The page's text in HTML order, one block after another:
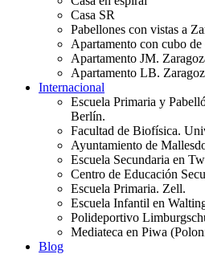
Casa SR
Pabellones con vistas a
Apartamento con cubo
Apartamento JM.
Apartamento LB.
Internacional
Escuela Primaria y
Berlín.
Facultad de Biofísica.
Ayuntamiento de
Escuela Secundaria en
Centro de Educación
Escuela Primaria. Zell.
Escuela Infantil en
Polideportivo
Mediateca en Piwa
Blog